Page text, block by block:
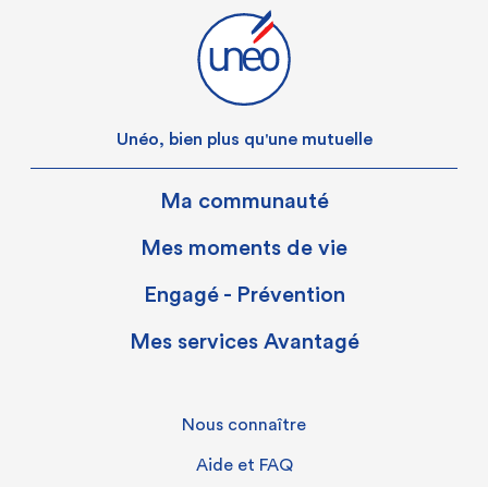
Unéo, bien plus qu'une mutuelle
Ma communauté
Mes moments de vie
Engagé - Prévention
Mes services Avantagé
Nous connaître
Aide et FAQ